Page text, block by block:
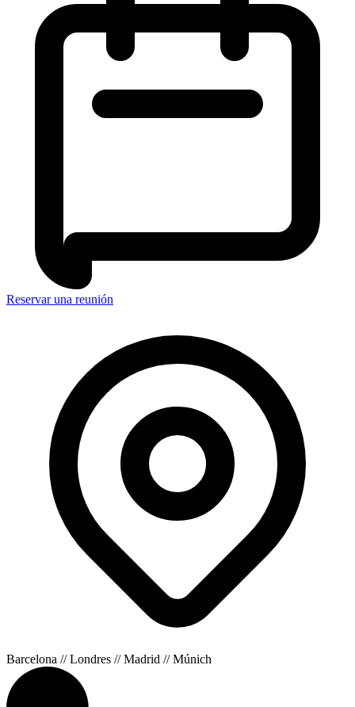
Reservar una reunión
Barcelona // Londres // Madrid // Múnich